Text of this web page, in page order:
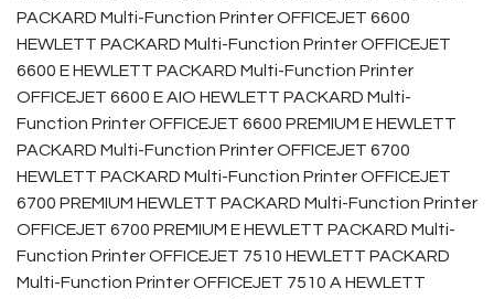
PACKARD Multi-Function Printer OFFICEJET 6600
HEWLETT PACKARD Multi-Function Printer OFFICEJET
6600 E HEWLETT PACKARD Multi-Function Printer
OFFICEJET 6600 E AIO HEWLETT PACKARD Multi-
Function Printer OFFICEJET 6600 PREMIUM E HEWLETT
PACKARD Multi-Function Printer OFFICEJET 6700
HEWLETT PACKARD Multi-Function Printer OFFICEJET
6700 PREMIUM HEWLETT PACKARD Multi-Function Printer
OFFICEJET 6700 PREMIUM E HEWLETT PACKARD Multi-
Function Printer OFFICEJET 7510 HEWLETT PACKARD
Multi-Function Printer OFFICEJET 7510 A HEWLETT